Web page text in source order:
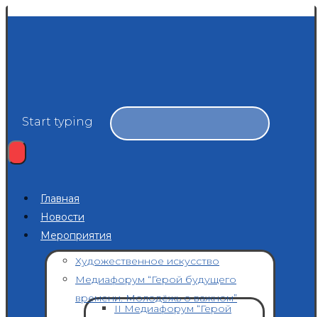
Start typing
Главная
Новости
Мероприятия
Художественное искусство
Медиафорум “Герой будущего
времени. Молодёжь о важном”
II Медиафорум “Герой